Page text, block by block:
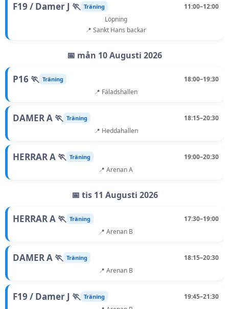
F19 / Damer J 🏃 Träning
11:00–12:00
Löpning
📍 Sankt Hans backar
📅 mån 10 Augusti 2026
P16 🏃 Träning
18:00–19:30
📍 Fäladshallen
DAMER A 🏃 Träning
18:15–20:30
📍 Heddahallen
HERRAR A 🏃 Träning
19:00–20:30
📍 Arenan A
📅 tis 11 Augusti 2026
HERRAR A 🏃 Träning
17:30–19:00
📍 Arenan B
DAMER A 🏃 Träning
18:15–20:30
📍 Arenan B
F19 / Damer J 🏃 Träning
19:45–21:30